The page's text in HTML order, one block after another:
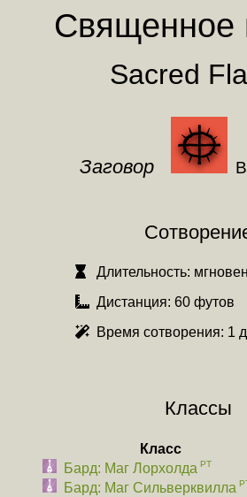
Священное
Sacred
Заговор
Длительность:
Дистанция: 60 футов
Время сотворения: 1
Классы
Класс
Бард: Маг Лорхолда
Бард: Маг Сильверквилла